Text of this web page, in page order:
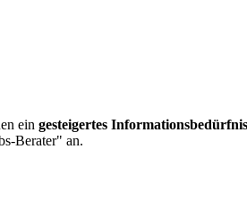
ein gesteigertes
Berater" an.